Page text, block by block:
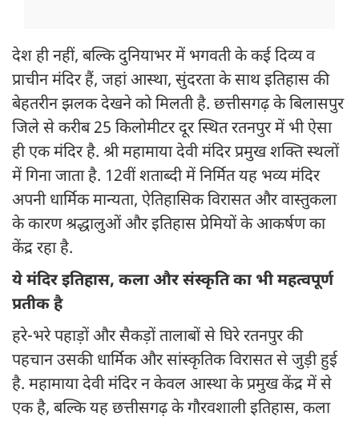
देश ही नहीं, बल्कि दुनियाभर में भगवती के कई दिव्य व
प्राचीन मंदिर हैं, जहां आस्था, सुंदरता के साथ इतिहास की
बेहतरीन झलक देखने को मिलती है. छत्तीसगढ़ के बिलासपुर
जिले से करीब 25 किलोमीटर दूर स्थित रतनपुर में भी ऐसा
ही एक मंदिर है. श्री महामाया देवी मंदिर प्रमुख शक्ति स्थलों
में गिना जाता है. 12वीं शताब्दी में निर्मित यह भव्य मंदिर
अपनी धार्मिक मान्यता, ऐतिहासिक विरासत और वास्तुकला
के कारण श्रद्धालुओं और इतिहास प्रेमियों के आकर्षण का
केंद्र रहा है.
ये मंदिर इतिहास, कला और संस्कृति का भी महत्वपूर्ण
प्रतीक है
हरे-भरे पहाड़ों और सैकड़ों तालाबों से घिरे रतनपुर की
पहचान उसकी धार्मिक और सांस्कृतिक विरासत से जुड़ी हुई
है. महामाया देवी मंदिर न केवल आस्था के प्रमुख केंद्र में से
एक है, बल्कि यह छत्तीसगढ़ के गौरवशाली इतिहास, कला